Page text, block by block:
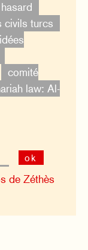
civils turcs
comité
law: Al-
ok
de Zéthès